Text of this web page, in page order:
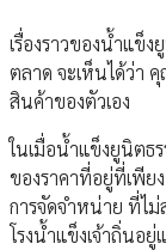
เรื่องราวของน้ำแข็
ตลาด จะเห็นได้ว่า
สินค้าของตัวเอง
ในเมื่อน้ำแข็งยูนิตธ
ของราคาที่อยู่ที่เพี
การจัดจำหน่าย ที่ไ
โรงน้ำแข็งเจ้าถิ่นอยู่